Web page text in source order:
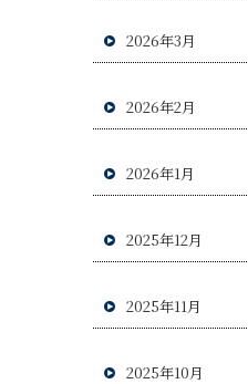
2026年3月
2026年2月
2026年1月
2025年12月
2025年11月
2025年10月